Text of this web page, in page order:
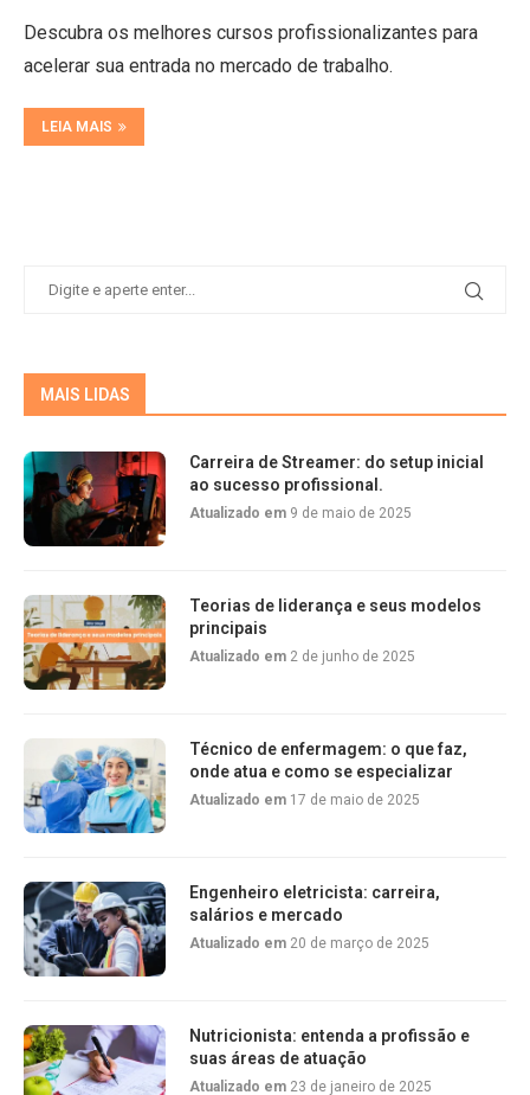
Descubra os melhores cursos profissionalizantes para
acelerar sua entrada no mercado de trabalho.
LEIA MAIS
MAIS LIDAS
Carreira de Streamer: do setup inicial
ao sucesso profissional.
Atualizado em 9 de maio de 2025
Teorias de liderança e seus modelos
principais
Atualizado em 2 de junho de 2025
Técnico de enfermagem: o que faz,
onde atua e como se especializar
Atualizado em 17 de maio de 2025
Engenheiro eletricista: carreira,
salários e mercado
Atualizado em 20 de março de 2025
Nutricionista: entenda a profissão e
suas áreas de atuação
Atualizado em 23 de janeiro de 2025